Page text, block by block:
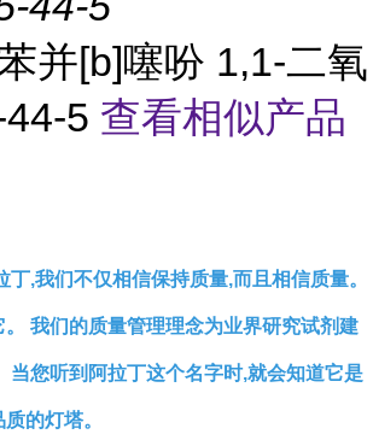
并[b]噻吩 1,1-二氧
5 查看相似产品
丁,我们不仅相信保持质量,而且相信质量。
我们的质量管理理念为业界研究试剂建
当您听到阿拉丁这个名字时,就会知道它是
的灯塔。